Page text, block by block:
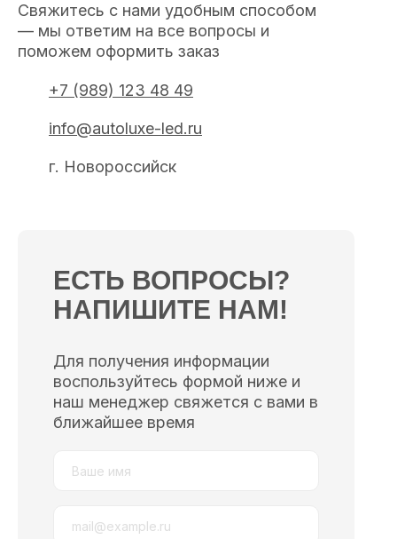
ЕСТЬ ВОПРОСЫ?
НАПИШИТЕ НАМ!
Свяжитесь с нами удобным способом
— мы ответим на все вопросы и
поможем оформить заказ
Для получения информации
воспользуйтесь формой ниже и
наш менеджер свяжется с вами в
ближайшее время
+7 (989) 123 48 49
info@autoluxe-led.ru
г. Новороссийск